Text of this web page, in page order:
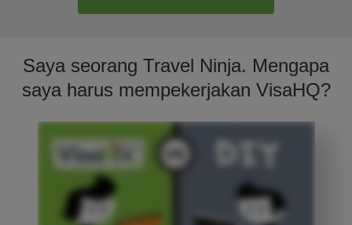
Saya seorang Travel Ninja. Mengapa
saya harus mempekerjakan VisaHQ?